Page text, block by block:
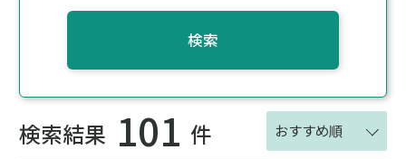
検索
検索結果 101 件 おすすめ順